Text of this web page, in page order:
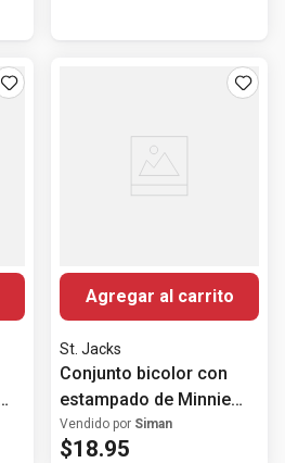
Agregar al carrito
St. Jacks
Conjunto bicolor con
estampado de Minnie
Mouse para bebé niña
Vendido por Siman
$18.95